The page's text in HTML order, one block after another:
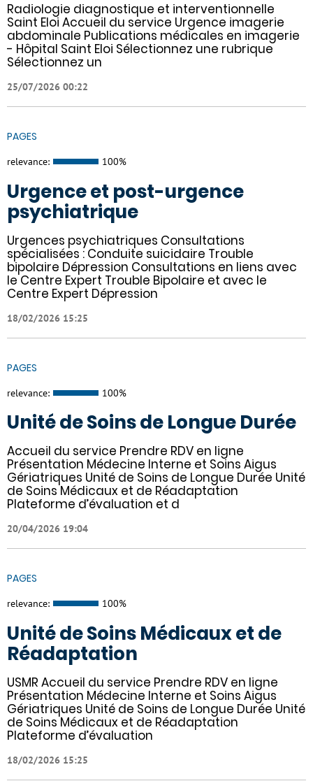
Radiologie diagnostique et interventionnelle
Saint Eloi Accueil du service Urgence imagerie
abdominale Publications médicales en imagerie
- Hôpital Saint Eloi Sélectionnez une rubrique
Sélectionnez un
25/07/2026 00:22
PAGES
relevance: 100%
Urgence et post-urgence
psychiatrique
Urgences psychiatriques Consultations
spécialisées : Conduite suicidaire Trouble
bipolaire Dépression Consultations en liens avec
le Centre Expert Trouble Bipolaire et avec le
Centre Expert Dépression
18/02/2026 15:25
PAGES
relevance: 100%
Unité de Soins de Longue Durée
Accueil du service Prendre RDV en ligne
Présentation Médecine Interne et Soins Aigus
Gériatriques Unité de Soins de Longue Durée Unité
de Soins Médicaux et de Réadaptation
Plateforme d’évaluation et d
20/04/2026 19:04
PAGES
relevance: 100%
Unité de Soins Médicaux et de
Réadaptation
USMR Accueil du service Prendre RDV en ligne
Présentation Médecine Interne et Soins Aigus
Gériatriques Unité de Soins de Longue Durée Unité
de Soins Médicaux et de Réadaptation
Plateforme d’évaluation
18/02/2026 15:25